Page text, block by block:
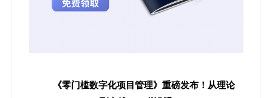
《零门槛数字化项目管理》重磅发布！从理论